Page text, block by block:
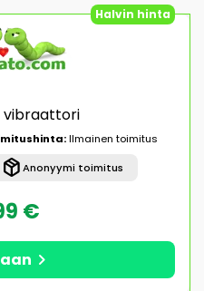
Halvin hinta
vibraattori
Ilmainen toimitus
package_2Anonyymi toimitus
€
chevron_right